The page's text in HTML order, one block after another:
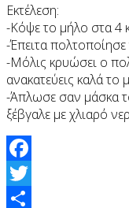
Εκτέλεση:
-Κόψε το μήλο στα 4
-Έπειτα
-Μόλις κρυώσει ο
ανακατεύεις καλά το
-Άπλωσε σαν μάσκα
ξέβγαλε με χλιαρό
Facebook
Twitter